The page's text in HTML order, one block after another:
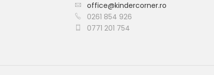
office@kindercorner.ro
0261 854 926
0771 201 754